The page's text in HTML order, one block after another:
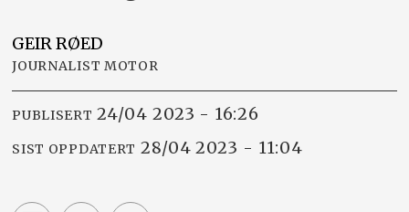
GEIRRØED
JOURNALIST MOTOR
PUBLISERT 24/04 2023 - 16:26
SIST OPPDATERT 28/04 2023 - 11:04